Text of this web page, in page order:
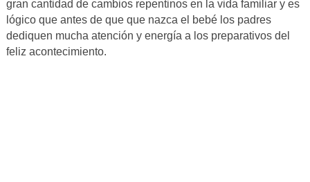
gran cantidad de cambios repentinos en la vida familiar y es
lógico que antes de que que nazca el bebé los padres
dediquen mucha atención y energía a los preparativos del
feliz acontecimiento.